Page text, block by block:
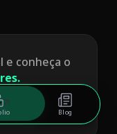
e conheça o
Blog